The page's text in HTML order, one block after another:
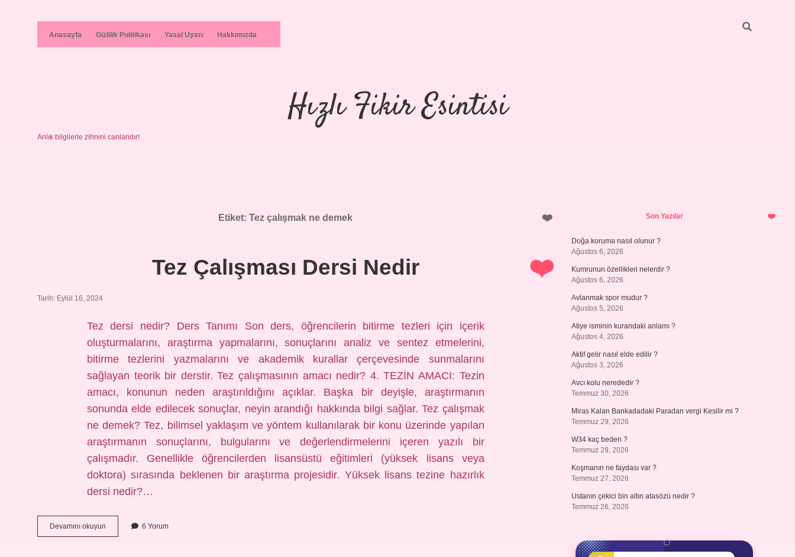
Anasayfa Gizlilik Politikası Yasal Uyarı Hakkımızda
Hızlı Fikir Esintisi
Anlık bilgilerle zihnini canlandır!
Etiket:Tez çalışmak ne demek
Tez Çalışması Dersi Nedir
Tarih: Eylül 16, 2024
Tez dersi nedir? Ders Tanımı Son ders, öğrencilerin bitirme tezleri için içerik
oluşturmalarını, araştırma yapmalarını, sonuçlarını analiz ve sentez etmelerini,
bitirme tezlerini yazmalarını ve akademik kurallar çerçevesinde sunmalarını
sağlayan teorik bir derstir. Tez çalışmasının amacı nedir? 4. TEZİN AMACI: Tezin
amacı, konunun neden araştırıldığını açıklar. Başka bir deyişle, araştırmanın
sonunda elde edilecek sonuçlar, neyin arandığı hakkında bilgi sağlar. Tez çalışmak
ne demek? Tez, bilimsel yaklaşım ve yöntem kullanılarak bir konu üzerinde yapılan
araştırmanın sonuçlarını, bulgularını ve değerlendirmelerini içeren yazılı bir
çalışmadır. Genellikle öğrencilerden lisansüstü eğitimleri (yüksek lisans veya
doktora) sırasında beklenen bir araştırma projesidir. Yüksek lisans tezine hazırlık
dersi nedir?…
Devamını okuyun
Çalışması
6 Yorum
SidebarSon Yazılar
Doğa koruma nasıl olunur ?
Ağustos 6, 2026
Kumrunun özellikleri nelerdir ?
Ağustos 6, 2026
Avlanmak spor mudur ?
Ağustos 5, 2026
Atiye isminin kurandaki anlamı ?
Ağustos 4, 2026
Aktif gelir nasıl elde edilir ?
Ağustos 3, 2026
Avcı kolu nerededir ?
Temmuz 30, 2026
Miras Kalan Bankadadaki Paradan vergi Kesilir mi ?
Temmuz 29, 2026
W34 kaç beden ?
Temmuz 29, 2026
Koşmanın ne faydası var ?
Temmuz 27, 2026
Ustanın çekici bin altın atasözü nedir ?
Temmuz 26, 2026